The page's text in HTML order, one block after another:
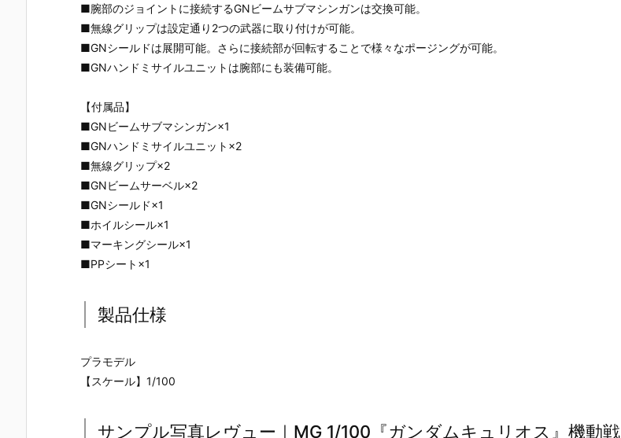
■腕部のジョイントに接続するGNビームサブマシンガンは交換可能。
■無線グリップは設定通り2つの武器に取り付けが可能。
■GNシールドは展開可能。さらに接続部が回転することで様々なポージングが可能。
■GNハンドミサイルユニットは腕部にも装備可能。
【付属品】
■GNビームサブマシンガン×1
■GNハンドミサイルユニット×2
■無線グリップ×2
■GNビームサーベル×2
■GNシールド×1
■ホイルシール×1
■マーキングシール×1
■PPシート×1
製品仕様
プラモデル
【スケール】1/100
サンプル写真レヴュー｜MG 1/100『ガンダムキュリオス』機動戦
フリーダムガ
ンダム』可動
より2026年7
月30日再販予
定♪
再販予定♪
26年7月30日
再販予定♪
再販予定♪